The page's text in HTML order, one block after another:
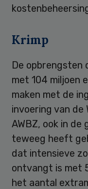
Krimp
De opbrengsten
met 104 miljoen
maken met de
invoering van de
AWBZ, ook in
teweeg heeft
dat intensieve
ontvangt is met
het aantal